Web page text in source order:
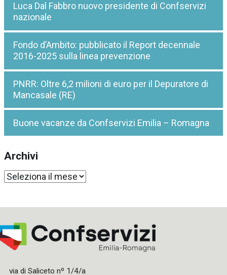
Luca Dal Fabbro nuovo presidente di Confservizi
nazionale
Fondo d’Ambito: pubblicato il Report decennale
2016-2025 sulla linea prevenzione
PNRR: Oltre 6,2 milioni di euro per il Depuratore di
Mancasale (RE)
Buone vacanze da Confservizi Emilia – Romagna
Archivi
Archivi
via di Saliceto nº 1/4/a